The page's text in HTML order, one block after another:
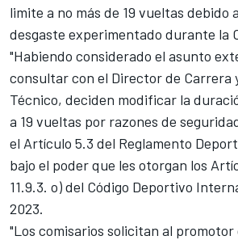
limite a no más de 19 vueltas debido
desgaste experimentado durante la
"Habiendo considerado el asunto
consultar con el Director de Carrera
Técnico, deciden modificar la
a 19 vueltas por razones de
el Artículo 5.3 del Reglamento
bajo el poder que les otorgan los
11.9.3. o) del Código Deportivo
2023.
"Los comisarios solicitan al